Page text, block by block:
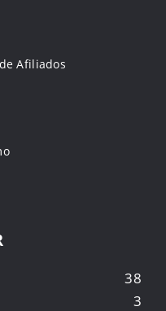
Afiliados
38
3